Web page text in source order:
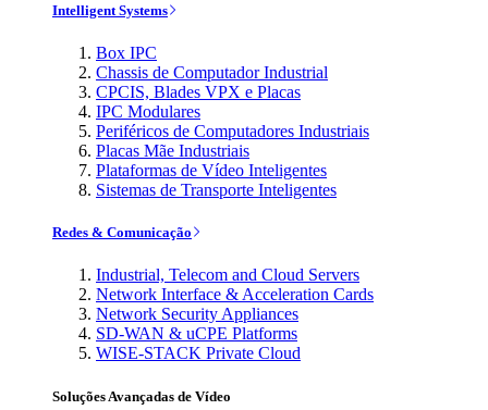
Intelligent Systems
Box IPC
Chassis de Computador Industrial
CPCIS, Blades VPX e Placas
IPC Modulares
Periféricos de Computadores Industriais
Placas Mãe Industriais
Plataformas de Vídeo Inteligentes
Sistemas de Transporte Inteligentes
Redes & Comunicação
Industrial, Telecom and Cloud Servers
Network Interface & Acceleration Cards
Network Security Appliances
SD-WAN & uCPE Platforms
WISE-STACK Private Cloud
Soluções Avançadas de Vídeo